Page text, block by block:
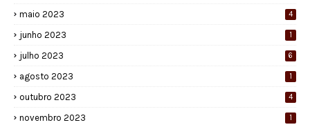
maio 2023 4
junho 2023 1
julho 2023 6
agosto 2023 1
outubro 2023 4
novembro 2023 1